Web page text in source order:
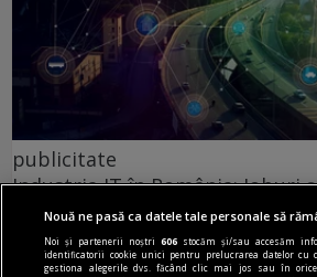
publicitate
Industria IT în România: Joburi
Tehnologie
În plus, se observă o creștere
femei angajate în domeniul IT,
Nouă ne pasă ca datele tale personale să
Noi și partenerii noștri606 stocăm și/sau accesăm
identificatorii cookie unici pentru prelucrarea datelor cu
gestiona alegerile dvs. făcând clic mai jos sau în